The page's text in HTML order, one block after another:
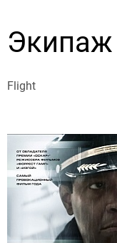
Экипаж
Flight